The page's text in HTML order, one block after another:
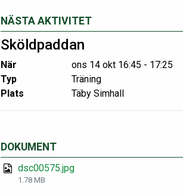
NÄSTA AKTIVITET
Sköldpaddan
När
ons 14 okt 16:45 - 17:25
Typ
Träning
Plats
Täby Simhall
DOKUMENT
dsc00575.jpg
1.78 MB